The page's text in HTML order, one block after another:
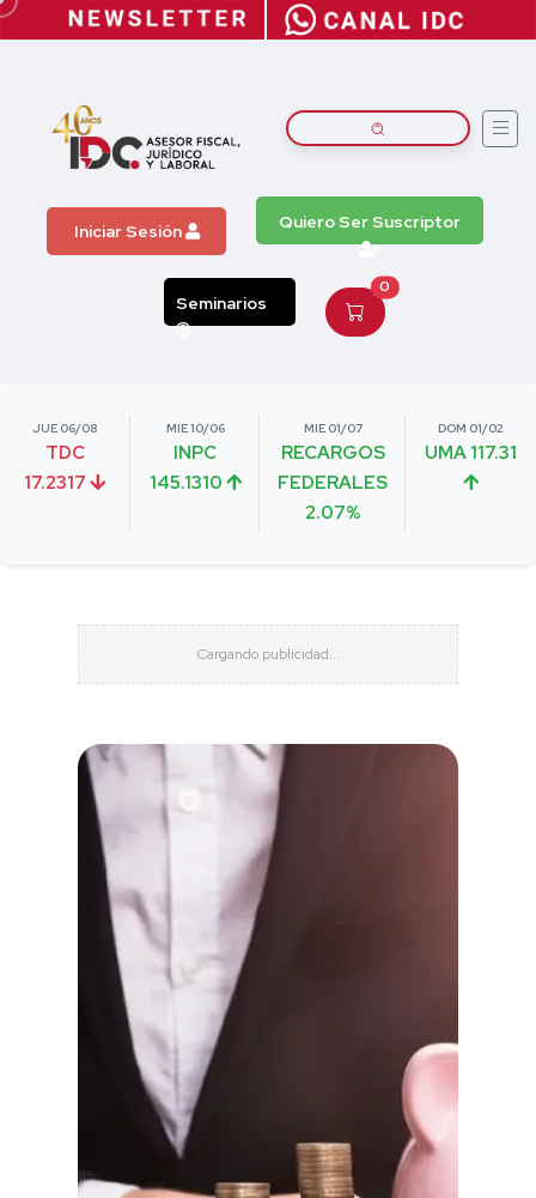
Iniciar Sesión Quiero Ser Suscriptor
Seminarios
0
JUE 06/08
TDC
17.2317
MIE 10/06
INPC
145.1310
MIE 01/07
RECARGOS
FEDERALES
2.07%
DOM 01/02
UMA 117.31